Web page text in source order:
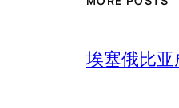
埃塞俄比